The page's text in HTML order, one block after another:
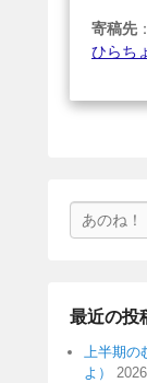
寄稿先
ひらち
索
最近の投
上半期
よ）